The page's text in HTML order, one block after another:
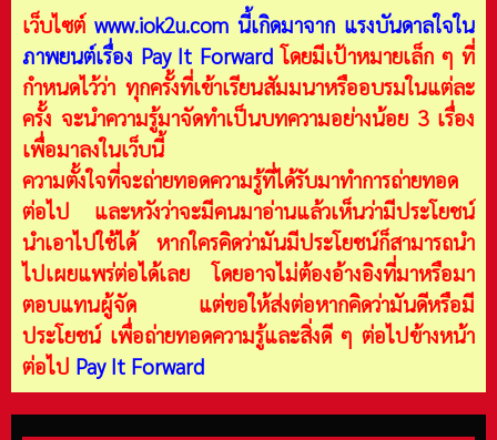
เว็บไซต์ www.iok2u.com นี้เกิดมาจาก แรงบันดาลใจใน
ภาพยนต์เรื่อง Pay It Forward โดยมีเป้าหมายเล็ก ๆ ที่
กำหนดไว้ว่า ทุกครั้งที่เข้าเรียนสัมมนาหรืออบรมในแต่ละ
ครั้ง จะนำความรู้มาจัดทำเป็นบทความอย่างน้อย 3 เรื่อง
เพื่อมาลงในเว็บนี้
ความตั้งใจที่จะถ่ายทอดความรู้ที่ได้รับมาทำการถ่ายทอด
ต่อไป และหวังว่าจะมีคนมาอ่านแล้วเห็นว่ามีประโยชน์
นำเอาไปใช้ได้ หากใครคิดว่ามันมีประโยชน์ก็สามารถนำ
ไปเผยแพร่ต่อได้เลย โดยอาจไม่ต้องอ้างอิงที่มาหรือมา
ตอบแทนผู้จัด แต่ขอให้ส่งต่อหากคิดว่ามันดีหรือมี
ประโยชน์ เพื่อถ่ายทอดความรู้และสิ่งดี ๆ ต่อไปข้างหน้า
ต่อไป Pay It Forward